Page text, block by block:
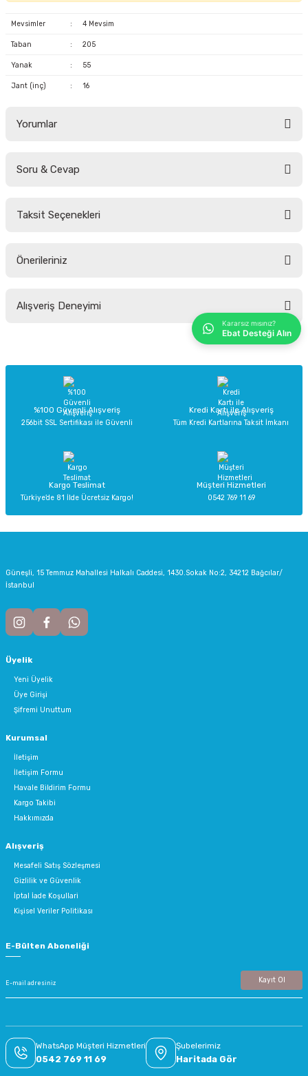
Mevsimler : 4 Mevsim
Taban : 205
Yanak : 55
Jant (inç) : 16
Yorumlar
Soru & Cevap
Taksit Seçenekleri
Önerileriniz
yetersiz gördüğünüz noktaları öneri formunu kullanarak tarafımıza
Ürün açıklamasında eksik bilgiler bulunuyor.
Ürün bilgilerinde hatalar bulunuyor.
Ürün fiyatı diğer sitelerden daha pahalı.
Alışveriş Deneyimi
Sitemize ilk yorumu siz yapın!
%100 Güvenli Alışveriş
256bit SSL Sertifikası ile Güvenli
Kredi Kartı ile Alışveriş
Tüm Kredi Kartlarına Taksit İmkanı
Kargo Teslimat
Türkiye’de 81 İlde Ücretsiz Kargo!
Müşteri Hizmetleri
0542 769 11 69
Güneşli, 15 Temmuz Mahallesi Halkalı Caddesi, 1430.Sokak No:2, 34212 Bağcılar/
İstanbul
Üyelik
Yeni Üyelik
Üye Girişi
Şifremi Unuttum
Kurumsal
İletişim
İletişim Formu
Havale Bildirim Formu
Kargo Takibi
Hakkımızda
Alışveriş
Mesafeli Satış Sözleşmesi
Gizlilik ve Güvenlik
İptal İade Koşullari
Kişisel Veriler Politikası
E-Bülten Aboneliği
Kayıt Ol
WhatsApp Müşteri Hizmetleri
0542 769 11 69
Şubelerimiz
Haritada Gör
Kararsız mısınız?
Ebat Desteği Alın